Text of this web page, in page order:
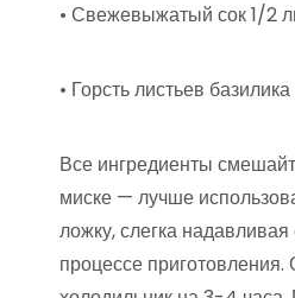
• Свежевыжатый сок 1/2
• Горсть листьев базилика
Все ингредиенты
миске — лучше
ложку, слегка
процессе приготовления.